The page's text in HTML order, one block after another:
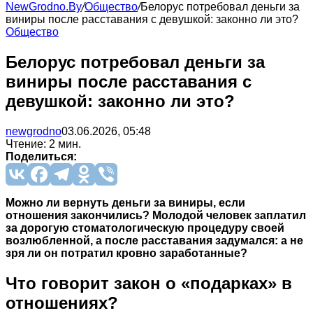
NewGrodno.By/Общество/Белорус потребовал деньги за
виниры после расставания с девушкой: законно ли это?
Общество
Белорус потребовал деньги за
виниры после расставания с
девушкой: законно ли это?
newgrodno03.06.2026, 05:48
Чтение: 2 мин.
Поделиться:
Можно ли вернуть деньги за виниры, если
отношения закончились? Молодой человек заплатил
за дорогую стоматологическую процедуру своей
возлюбленной, а после расставания задумался: а не
зря ли он потратил кровно заработанные?
Что говорит закон о «подарках» в
отношениях?